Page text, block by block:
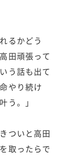
るかどう
田頑張って
う話も出て
やり続け
う。」
ついと高田
取ったらで